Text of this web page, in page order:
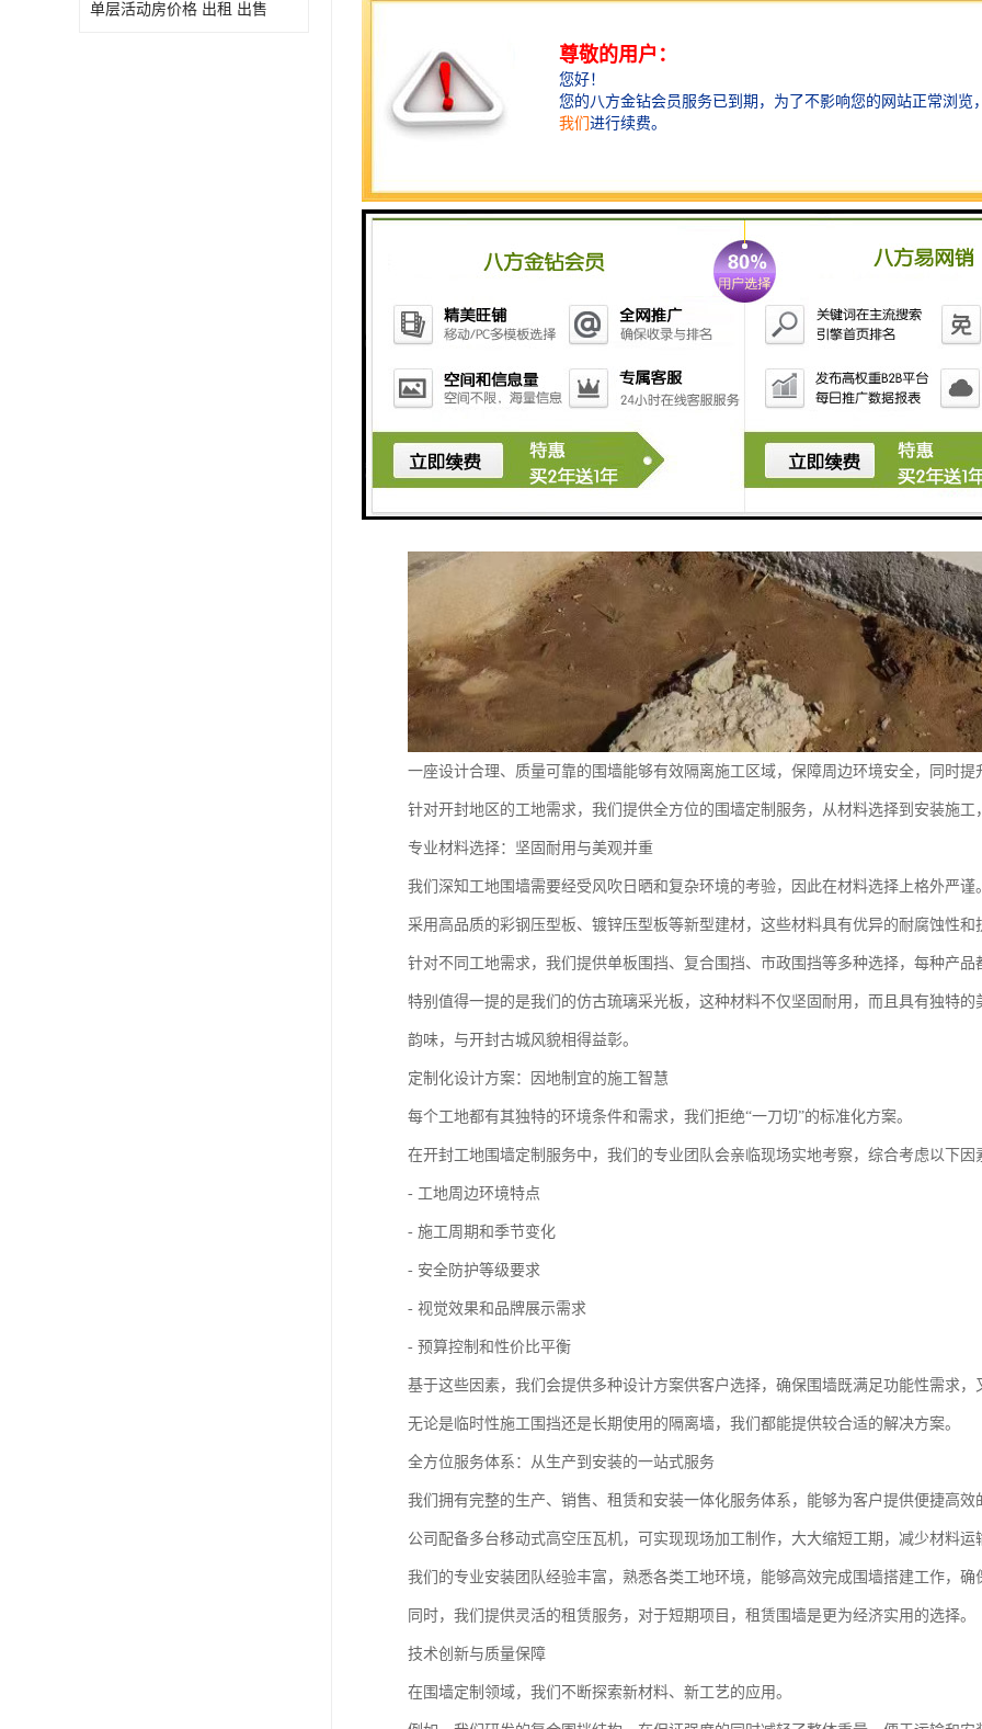
单层活动房价格 出租 出售
一座设计合理、质量可靠的围墙能够有效隔离施工区域，保障周边环境安全，同时提
针对开封地区的工地需求，我们提供全方位的围墙定制服务，从材料选择到安装施工
专业材料选择：坚固耐用与美观并重
我们深知工地围墙需要经受风吹日晒和复杂环境的考验，因此在材料选择上格外严谨
采用高品质的彩钢压型板、镀锌压型板等新型建材，这些材料具有优异的耐腐蚀性
针对不同工地需求，我们提供单板围挡、复合围挡、市政围挡等多种选择，每种产
特别值得一提的是我们的仿古琉璃采光板，这种材料不仅坚固耐用，而且具有独特
韵味，与开封古城风貌相得益彰。
定制化设计方案：因地制宜的施工智慧
每个工地都有其独特的环境条件和需求，我们拒绝“一刀切”的标准化方案。
在开封工地围墙定制服务中，我们的专业团队会亲临现场实地考察，综合考虑以下因
- 工地周边环境特点
- 施工周期和季节变化
- 安全防护等级要求
- 视觉效果和品牌展示需求
- 预算控制和性价比平衡
基于这些因素，我们会提供多种设计方案供客户选择，确保围墙既满足功能性需求，
无论是临时性施工围挡还是长期使用的隔离墙，我们都能提供较合适的解决方案。
全方位服务体系：从生产到安装的一站式服务
我们拥有完整的生产、销售、租赁和安装一体化服务体系，能够为客户提供便捷高效
公司配备多台移动式高空压瓦机，可实现现场加工制作，大大缩短工期，减少材料运
我们的专业安装团队经验丰富，熟悉各类工地环境，能够高效完成围墙搭建工作，确
同时，我们提供灵活的租赁服务，对于短期项目，租赁围墙是更为经济实用的选择。
技术创新与质量保障
在围墙定制领域，我们不断探索新材料、新工艺的应用。